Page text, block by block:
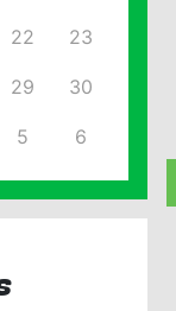
22 23
29 30
5 6